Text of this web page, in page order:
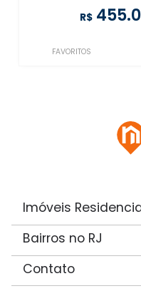
R$
FAVORITOS
Imóveis
Bairros no RJ
Contato